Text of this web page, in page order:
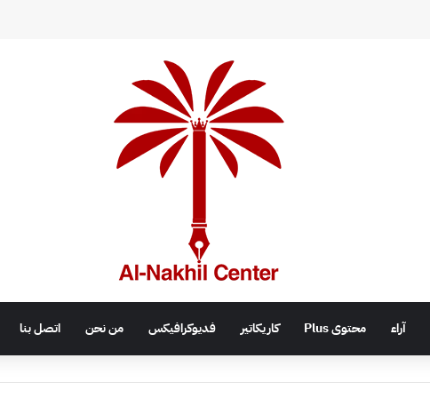
آراء محتوى Plus كاريكاتير فديوكرافيكس من نحن اتصل بنا